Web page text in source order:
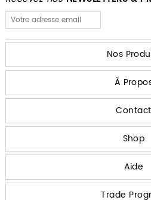
Nos
À
Contact
Shop
Aide
Trade